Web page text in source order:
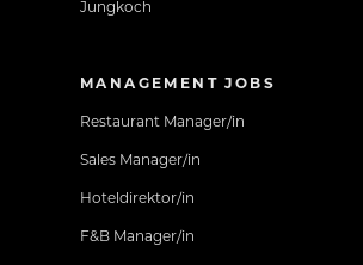
Jungkoch
MANAGEMENT JOBS
Restaurant Manager/in
Sales Manager/in
Hoteldirektor/in
F&B Manager/in